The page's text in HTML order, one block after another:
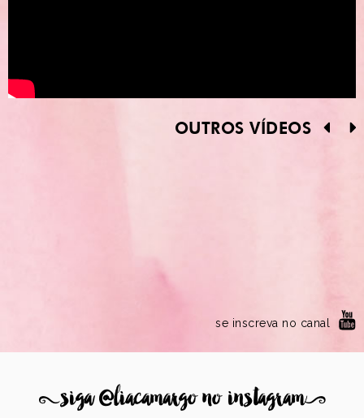
OUTROS VÍDEOS
se inscreva no canal
8siga @liacamargo no instagram9